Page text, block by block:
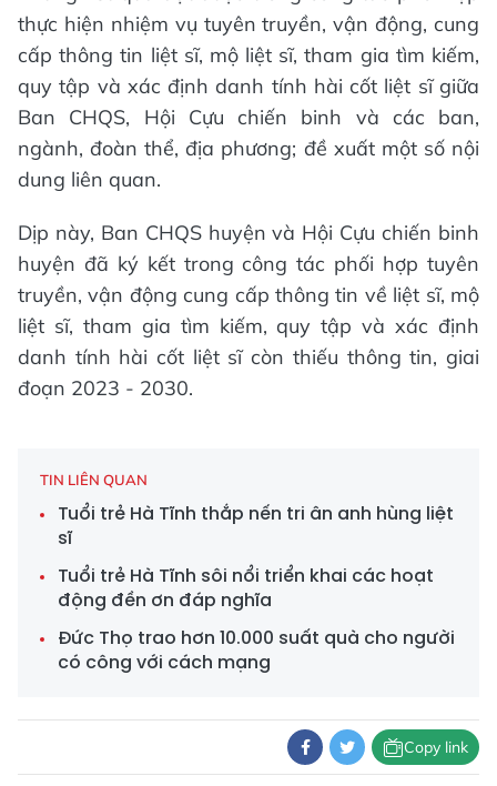
thực hiện nhiệm vụ tuyên truyền, vận động, cung
cấp thông tin liệt sĩ, mộ liệt sĩ, tham gia tìm kiếm,
quy tập và xác định danh tính hài cốt liệt sĩ giữa
Ban CHQS, Hội Cựu chiến binh và các ban,
ngành, đoàn thể, địa phương; đề xuất một số nội
dung liên quan.
Dịp này, Ban CHQS huyện và Hội Cựu chiến binh
huyện đã ký kết trong công tác phối hợp tuyên
truyền, vận động cung cấp thông tin về liệt sĩ, mộ
liệt sĩ, tham gia tìm kiếm, quy tập và xác định
danh tính hài cốt liệt sĩ còn thiếu thông tin, giai
đoạn 2023 - 2030.
TIN LIÊN QUAN
Tuổi trẻ Hà Tĩnh thắp nến tri ân anh hùng liệt
sĩ
Tuổi trẻ Hà Tĩnh sôi nổi triển khai các hoạt
động đền ơn đáp nghĩa
Đức Thọ trao hơn 10.000 suất quà cho người
có công với cách mạng
Copy link